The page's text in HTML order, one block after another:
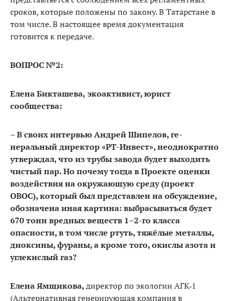
сроков, которые положены по закону. В Татарстане в
том числе. В настоящее время документация
готовится к передаче.
ВОПРОС №2:
Елена Бикташева, экоактивист, юрист
сообщества:
– В своих интервью Андрей Шипелов, ге­
неральный директор «РТ-Инвест», неод­нократно
утверждал, что из трубы завода будет выходить
чи­стый пар. Но почему тогда в Проекте оценки
воз­действия на окружающую среду (проект
ОВОС), который был представлен на обсужде­ние,
обозначена иная картина: выбрасываться будет
670 тонн вредных веществ 1–2-го класса
опасности, в том числе ртуть, тяжёлые металлы,
диоксины, фураны, а кроме того, окислы азота и
углекислый газ?
Елена Ямщикова,директор по экологии АГК‑1
(Альтернативная генерирующая компания в